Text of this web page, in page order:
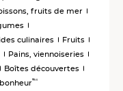
fruits de mer
culinaires
Fruits
Pains, viennoiseries
Boîtes découvertes
™